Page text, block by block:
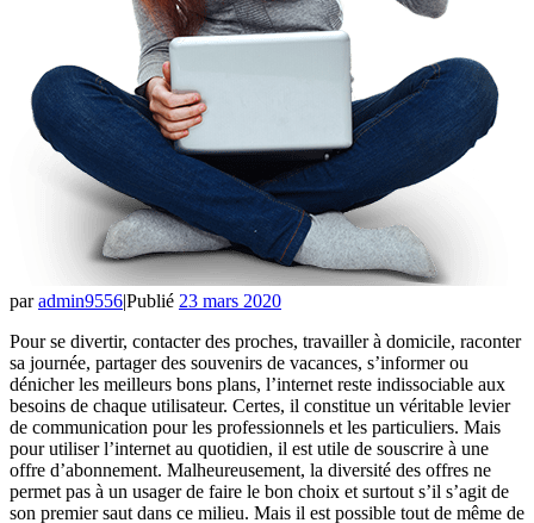
paradmin9556|Publié 23 mars 2020
Pour se divertir, contacter des proches, travailler à domicile, raconter
sa journée, partager des souvenirs de vacances, s’informer ou
dénicher les meilleurs bons plans, l’internet reste indissociable aux
besoins de chaque utilisateur. Certes, il constitue un véritable levier
de communication pour les professionnels et les particuliers. Mais
pour utiliser l’internet au quotidien, il est utile de souscrire à une
offre d’abonnement. Malheureusement, la diversité des offres ne
permet pas à un usager de faire le bon choix et surtout s’il s’agit de
son premier saut dans ce milieu. Mais il est possible tout de même de